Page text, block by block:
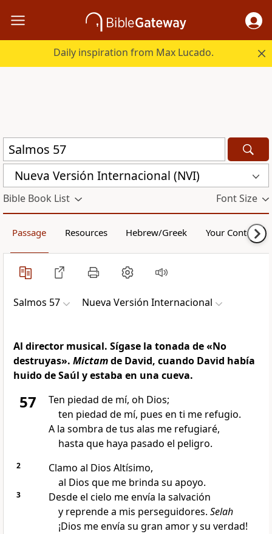
Daily inspiration from Max Lucado.
Nueva Versión Internacional (NVI)
Bible Book List Font Size
Passage Resources Hebrew/Greek Your Content
Salmos 57 Nueva Versión Internacional
Al director musical. Sígase la tonada de «No
destruyas». Mictamde David, cuando David había
huido de Saúl y estaba en una cueva.
57
Ten piedad de mí, oh Dios;
ten piedad de mí, pues en ti me refugio.
A la sombra de tus alas me refugiaré,
hasta que haya pasado el peligro.
2
Clamo al Dios Altísimo,
al Dios que me brinda su apoyo.
3
Desde el cielo me envía la salvación
y reprende a mis perseguidores. Selah
¡Dios me envía su gran amor y su verdad!